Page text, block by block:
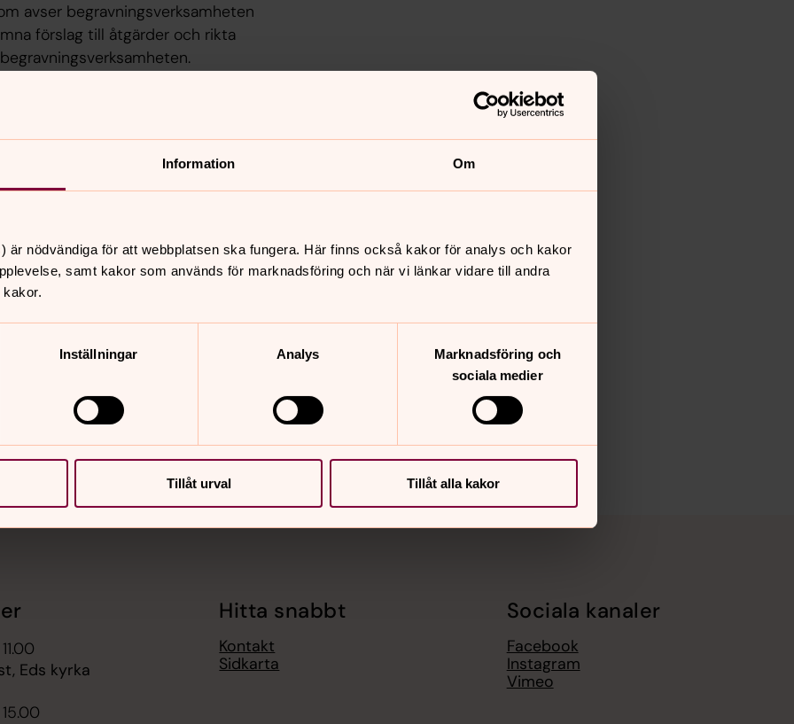
Information Om
är nödvändiga för att webbplatsen ska fungera. Här finns också kakor för analys och kakor
samt kakor som används för marknadsföring och när vi länkar vidare till andra
Inställningar Analys
Marknadsföring och
sociala medier
Tillåt urval Tillåt alla kakor
avser begravningsverksamheten
förslag till åtgärder och rikta
trossamfund och ta reda på
kan ha om verksamheten.
eller hon tillstyrker eller
länsstyrelsen om verksamheten
Eds kyrka
Hitta snabbt
Kontakt
Sidkarta
Sociala kanaler
Facebook
Instagram
Vimeo